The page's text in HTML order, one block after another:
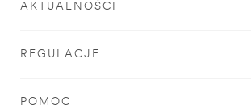
AKTUALNOŚCI
REGULACJE
POMOC